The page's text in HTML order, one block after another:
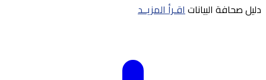
دليل صحافة البياناتاقـرأ المزيــد